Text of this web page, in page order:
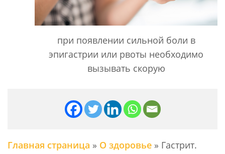
при появлении сильной боли в
эпигастрии или рвоты необходимо
вызывать скорую
Главная страница » О здоровье » Гастрит.